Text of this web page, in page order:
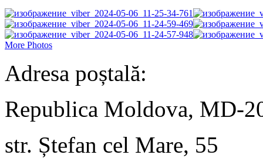
More Photos
Adresa poștală:
Republica Moldova, MD-
str. Ștefan cel Mare, 55